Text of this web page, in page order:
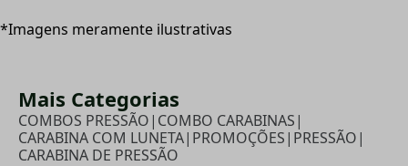
*Imagens meramente ilustrativas
Mais Categorias
COMBOS PRESSÃO| COMBO CARABINAS|
CARABINA COM LUNETA| PROMOÇÕES| PRESSÃO|
CARABINA DE PRESSÃO